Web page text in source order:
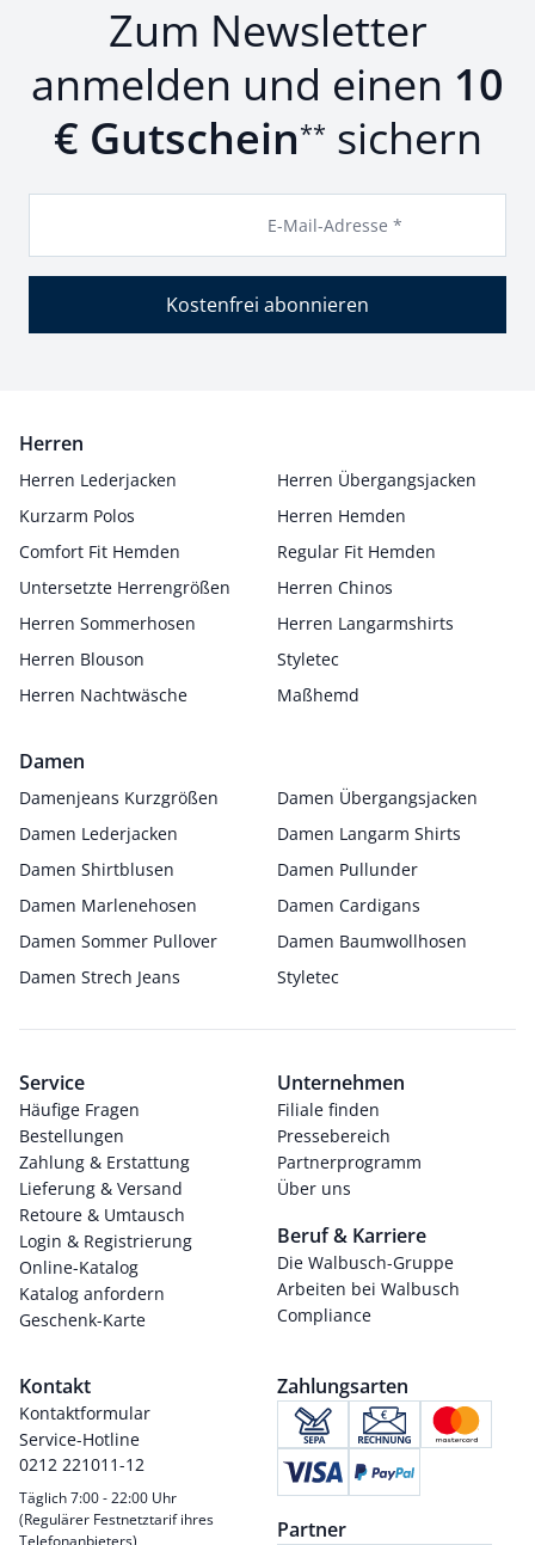
Zum Newsletter
anmelden und einen 10
€ Gutschein** sichern
E-Mail-Adresse *
Kostenfrei abonnieren
Herren
Herren Lederjacken
Herren Übergangsjacken
Kurzarm Polos
Herren Hemden
Comfort Fit Hemden
Regular Fit Hemden
Untersetzte Herrengrößen
Herren Chinos
Herren Sommerhosen
Herren Langarmshirts
Herren Blouson
Styletec
Herren Nachtwäsche
Maßhemd
Damen
Damenjeans Kurzgrößen
Damen Übergangsjacken
Damen Lederjacken
Damen Langarm Shirts
Damen Shirtblusen
Damen Pullunder
Damen Marlenehosen
Damen Cardigans
Damen Sommer Pullover
Damen Baumwollhosen
Damen Strech Jeans
Styletec
Service
Häufige Fragen
Bestellungen
Zahlung & Erstattung
Lieferung & Versand
Retoure & Umtausch
Login & Registrierung
Online-Katalog
Katalog anfordern
Geschenk-Karte
Unternehmen
Filiale finden
Pressebereich
Partnerprogramm
Über uns
Beruf & Karriere
Die Walbusch-Gruppe
Arbeiten bei Walbusch
Compliance
Kontakt
Kontaktformular
Service-Hotline
0212 221011-12
Täglich 7:00 - 22:00 Uhr
(Regulärer Festnetztarif ihres
Telefonanbieters)
Zahlungsarten
Partner